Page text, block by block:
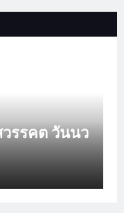
รรคต วันนว